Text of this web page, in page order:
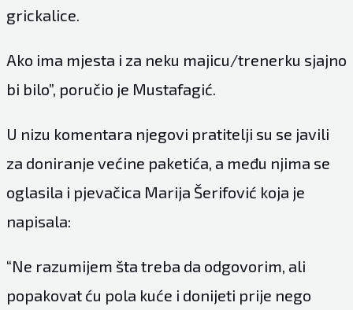
grickalice.
Ako ima mjesta i za neku majicu/trenerku sjajno
bi bilo”, poručio je Mustafagić.
U nizu komentara njegovi pratitelji su se javili
za doniranje većine paketića, a među njima se
oglasila i pjevačica Marija Šerifović koja je
napisala:
“Ne razumijem šta treba da odgovorim, ali
popakovat ću pola kuće i donijeti prije nego